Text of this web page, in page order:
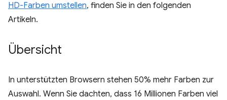
HD-Farben umstellen, finden Sie in den folgenden
Artikeln.
Übersicht
In unterstützten Browsern stehen 50% mehr Farben zur
Auswahl. Wenn Sie dachten, dass 16 Millionen Farben viel